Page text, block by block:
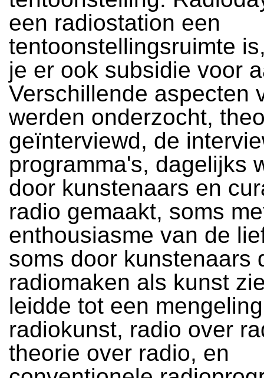
een radiostation een
tentoonstellingsruimte
je er ook subsidie voor
Verschillende aspecten
werden onderzocht,
geïnterviewd, de
programma's, dagelijks
door kunstenaars en
radio gemaakt, soms
enthousiasme van de
soms door kunstenaars
radiomaken als kunst
leidde tot een
radiokunst, radio over
theorie over radio, en